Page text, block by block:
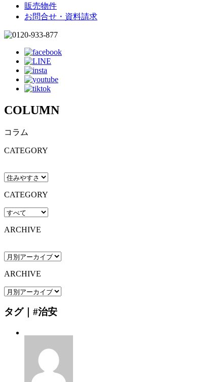
販売物件
お問合せ・資料請求
COLUMN
コラム
CATEGORY
CATEGORY
ARCHIVE
ARCHIVE
タグ｜#治安